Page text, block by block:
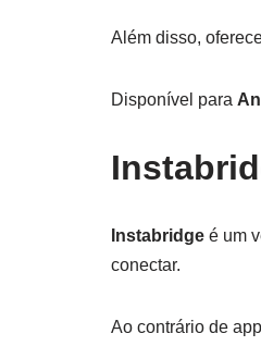
Além disso,
Disponível para
Instabridge é um
conectar.
Ao contrário de